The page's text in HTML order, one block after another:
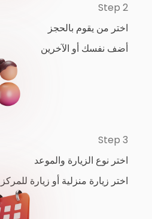
Step 2
اختر من يقوم بالحجز
أضف نفسك أو الآخرين
Step 3
اختر نوع الزيارة والموعد
اختر زيارة منزلية أو زيارة للمركز